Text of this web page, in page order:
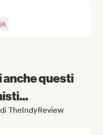
questi
TheIndyReview